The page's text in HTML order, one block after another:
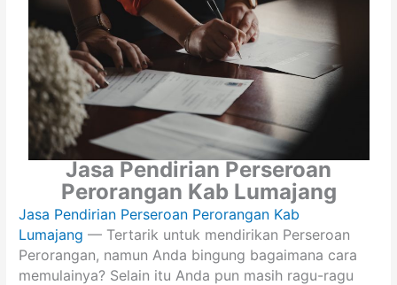
Jasa Pendirian Perseroan
Perorangan Kab Lumajang
Jasa Pendirian Perseroan Perorangan Kab
Lumajang — Tertarik untuk mendirikan Perseroan
Perorangan, namun Anda bingung bagaimana cara
memulainya? Selain itu Anda pun masih ragu-ragu